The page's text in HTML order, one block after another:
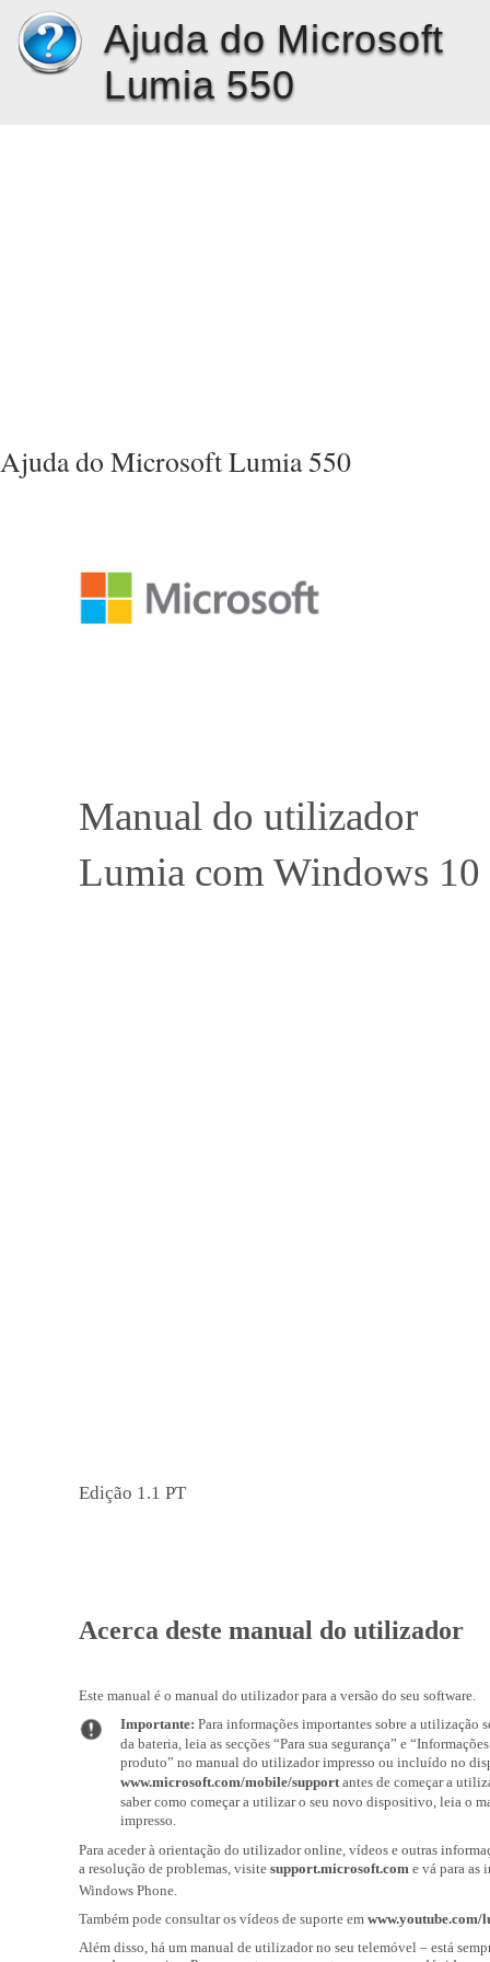
Ajuda do Microsoft
Lumia 550
Ajuda do Microsoft Lumia 550
Manual do utilizador
Lumia com Windows
Edição 1.1 PT
Acerca deste manual do utilizador
Este manual é o manual do utilizador para a versão do seu software.
Importante: Para informações importantes sobre a utilização
da bateria, leia as secções “Para sua segurança” e
produto” no manual do utilizador impresso ou incluído no
www.microsoft.com/mobile/supportantes de começar a
saber como começar a utilizar o seu novo dispositivo, leia o
impresso.
Para aceder à orientação do utilizador online, vídeos e outras
a resolução de problemas, visite support.microsoft.com e vá para as
Windows Phone.
Também pode consultar os vídeos de suporte em www.youtube.com/
Além disso, há um manual de utilizador no seu telemóvel – está